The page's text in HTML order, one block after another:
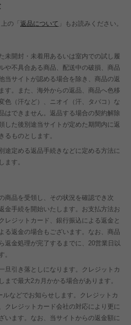
の「 返品について 」もお読みください。
未開封・未着用あるいは室内での試し履
や不具合ある商品、配送中の破損、商品
当サイトが認める場合を除き、商品の返
す。また、海外からの返品、商品へ色移
色（汗など）、ニオイ（汗、タバコ）な
はできません。返品する場合の契約解除
した後別途当サイトが定めた期間内に返
るものとします。
途定める返品手続きなどに定める方法に
ます。
商品を受領し、その状況を確認でき次
金手続を開始いたします。お支払方法お
レジットカード、銀行振込による返金と
る返金の場合もございます。なお、商品
返金処理が完了するまでに、20営業日以
。
旦引き落としになります。クレジットカ
まで最大2カ月かかる場合があります。
などでお知らせします。クレジットカ
クレジットカード会社の対応により更に
います。なお、当サイトからの返金額に